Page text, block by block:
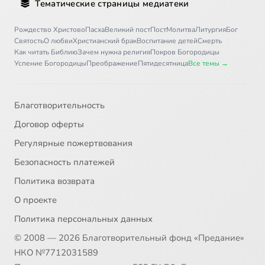
30 030 - О молитве
31 031 - О спасении
032 - Ангельский мир
33 033 - О святых людях. Апостолы
35 035 - Святые Борис и Глеб
36 036 - Святая великомученица Екатерина_1
037 - Равноапостольные
38
Тематические страницы медиатеки
Рождество ХристовоПасхаВеликий постПостМолитваЛитургияБог
СвятостьО любвиХристианский бракВоспитание детейСмерть
Как читать БиблиюЗачем нужна религияПокров Богородицы
Успение БогородицыПреображениеПятидесятницаВсе темы →
Благотворительность
Договор оферты
Регулярные пожертвования
Безопасность платежей
Политика возврата
О проекте
Политика персональных данных
© 2008 — 2026 Благотворительный фонд «Предание»
НКО №7712031589